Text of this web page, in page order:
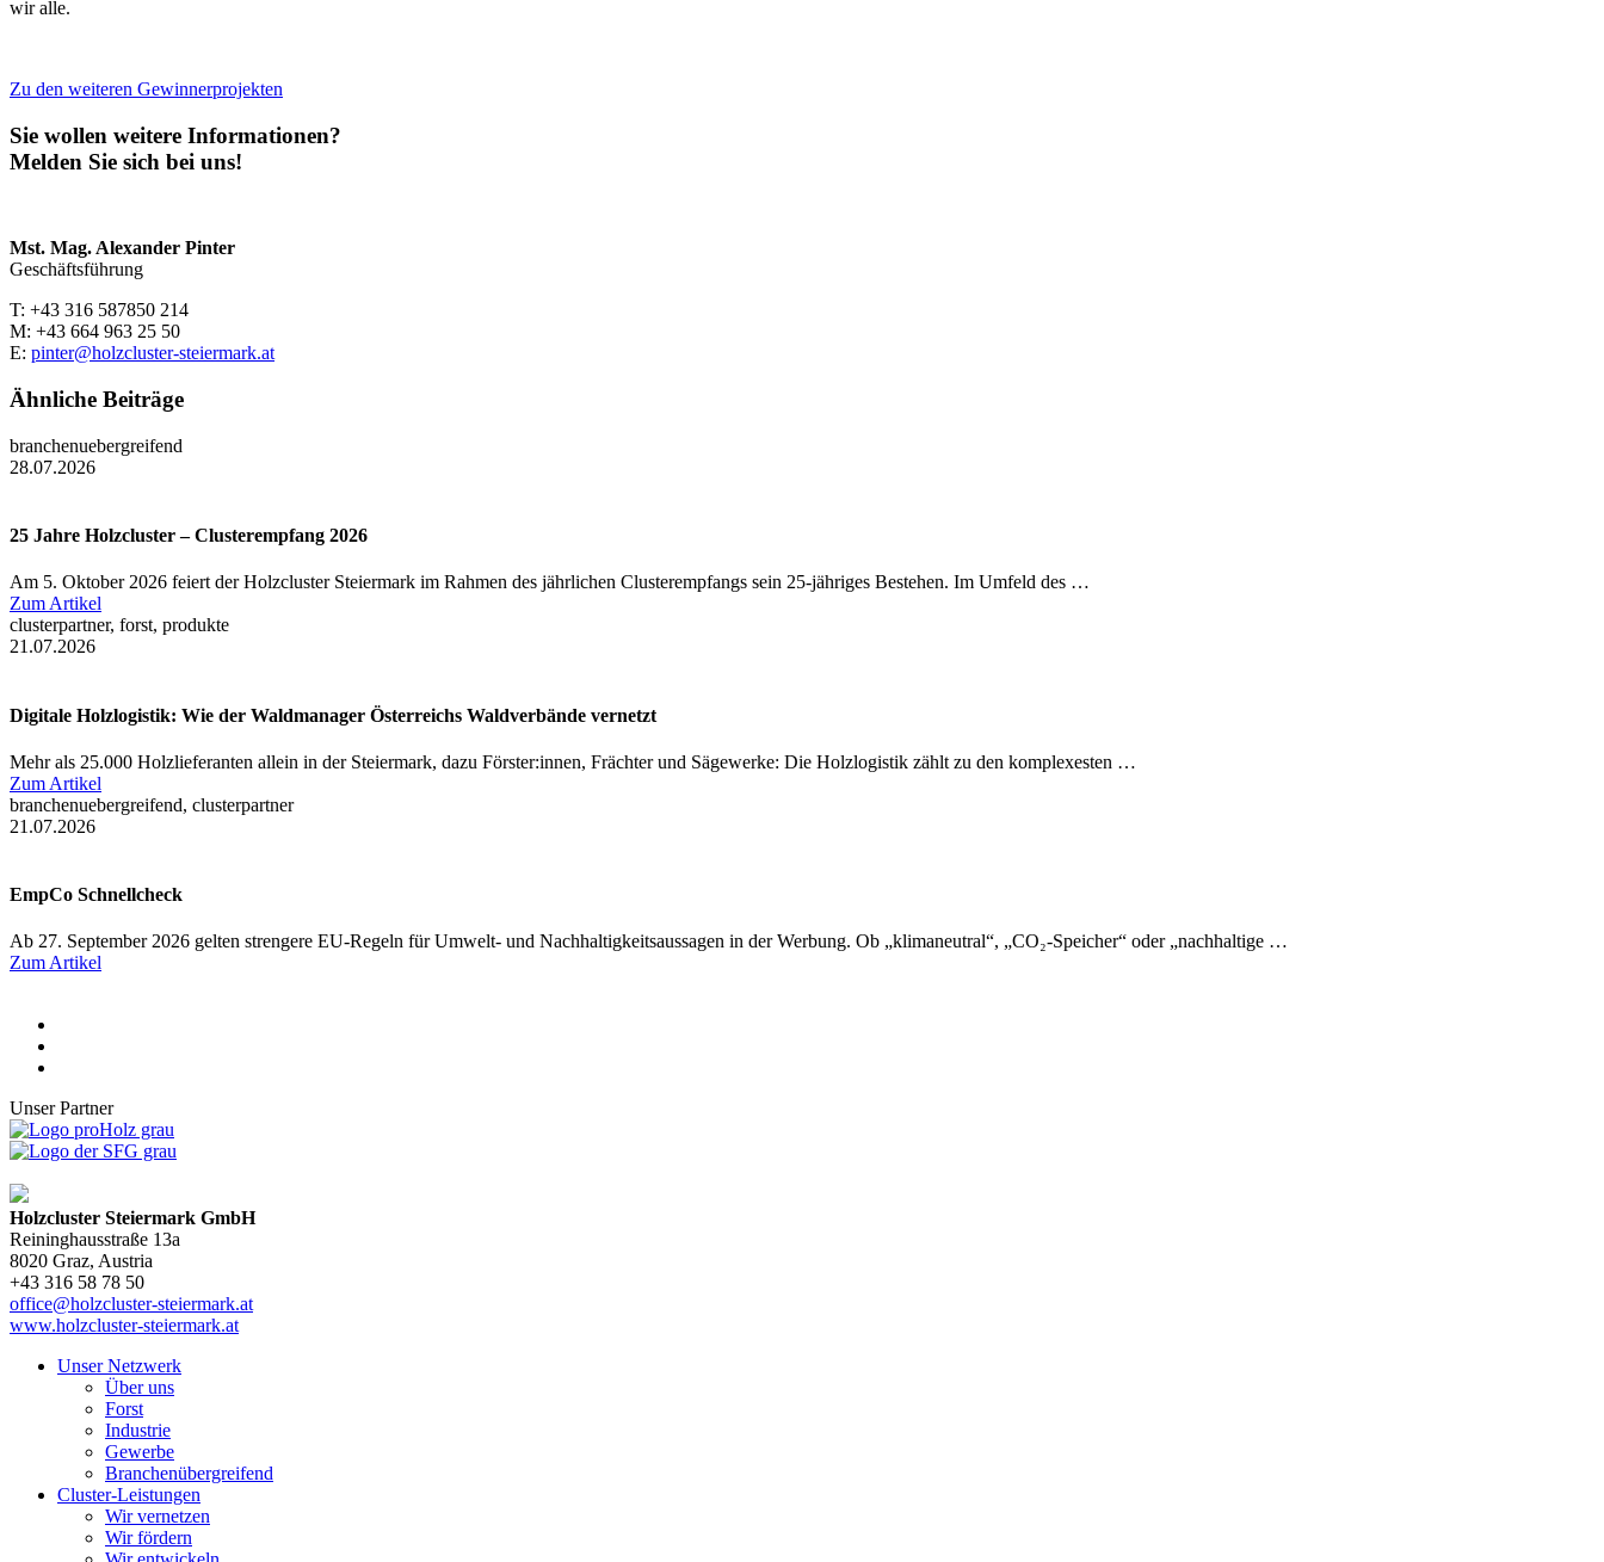
wir alle.
Zu den weiteren Gewinnerprojekten
Sie wollen weitere Informationen?
Melden Sie sich bei uns!
Mst. Mag. Alexander Pinter
Geschäftsführung
T: +43 316 587850 214
M: +43 664 963 25 50
E: pinter@holzcluster-steiermark.at
Ähnliche Beiträge
branchenuebergreifend
28.07.2026
25 Jahre Holzcluster – Clusterempfang 2026
Am 5. Oktober 2026 feiert der Holzcluster Steiermark im Rahmen des jährlichen Clusterempfangs sein 25-jähriges Bestehen. Im Umfeld des …
Zum Artikel
clusterpartner, forst, produkte
21.07.2026
Digitale Holzlogistik: Wie der Waldmanager Österreichs Waldverbände vernetzt
Mehr als 25.000 Holzlieferanten allein in der Steiermark, dazu Förster:innen, Frächter und Sägewerke: Die Holzlogistik zählt zu den komplexesten …
Zum Artikel
branchenuebergreifend, clusterpartner
21.07.2026
EmpCo Schnellcheck
Ab 27. September 2026 gelten strengere EU-Regeln für Umwelt- und Nachhaltigkeitsaussagen in der Werbung. Ob „klimaneutral“, „CO₂-Speicher“ oder „nachhaltige …
Zum Artikel
Unser Partner
Holzcluster Steiermark GmbH
Reininghausstraße 13a
8020 Graz, Austria
+43 316 58 78 50
office@holzcluster-steiermark.at
www.holzcluster-steiermark.at
Unser Netzwerk
Über uns
Forst
Industrie
Gewerbe
Branchenübergreifend
Cluster-Leistungen
Wir vernetzen
Wir fördern